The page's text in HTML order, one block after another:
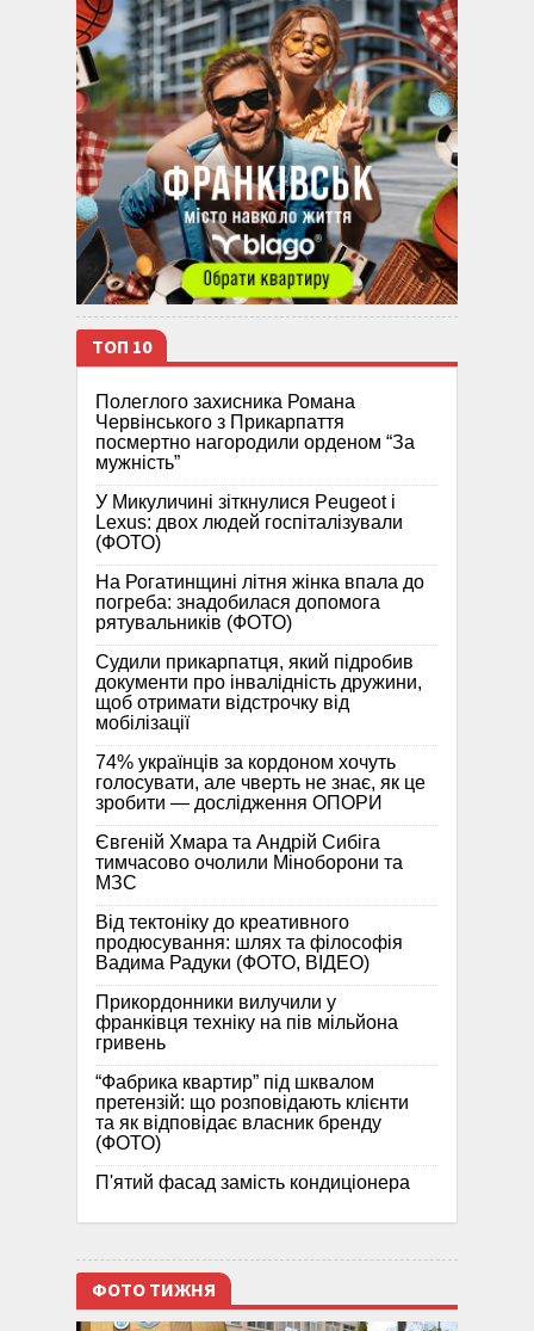
ТОП 10
Полеглого захисника Романа
Червінського з Прикарпаття
посмертно нагородили орденом “За
мужність”
У Микуличині зіткнулися Peugeot і
Lexus: двох людей госпіталізували
(ФОТО)
На Рогатинщині літня жінка впала до
погреба: знадобилася допомога
рятувальників (ФОТО)
Судили прикарпатця, який підробив
документи про інвалідність дружини,
щоб отримати відстрочку від
мобілізації
74% українців за кордоном хочуть
голосувати, але чверть не знає, як це
зробити — дослідження ОПОРИ
Євгеній Хмара та Андрій Сибіга
тимчасово очолили Міноборони та
МЗС
Від тектоніку до креативного
продюсування: шлях та філософія
Вадима Радуки (ФОТО, ВІДЕО)
Прикордонники вилучили у
франківця техніку на пів мільйона
гривень
“Фабрика квартир” під шквалом
претензій: що розповідають клієнти
та як відповідає власник бренду
(ФОТО)
П'ятий фасад замість кондиціонера
ФОТО ТИЖНЯ